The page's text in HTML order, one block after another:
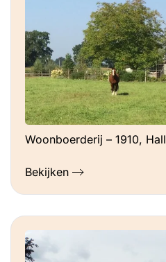
Woonboerderij – 1910, Hall
Bekijken